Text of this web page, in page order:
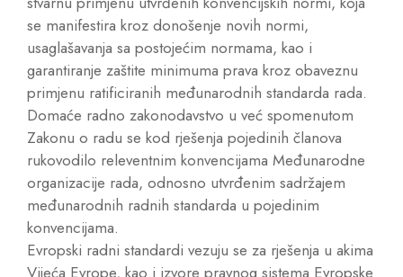
se manifestira kroz donošenje novih normi,
usaglašavanja sa postojećim normama, kao i
garantiranje zaštite minimuma prava kroz obaveznu
primjenu ratificiranih međunarodnih standarda rada.
Domaće radno zakonodavstvo u već spomenutom
Zakonu o radu se kod rješenja pojedinih članova
rukovodilo releventnim konvencijama Međunarodne
organizacije rada, odnosno utvrđenim sadržajem
međunarodnih radnih standarda u pojedinim
konvencijama.
Evropski radni standardi vezuju se za rješenja u akima
Vijeća Evrope, kao i izvore pravnog sistema Evropske